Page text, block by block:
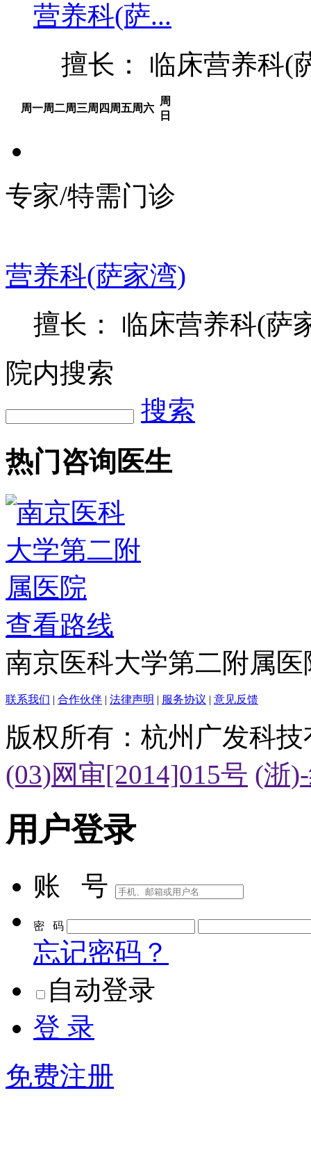
营养科(萨...
擅长： 临床营养科(
周一周二周三周四 周五周六
周
日
专家/特需门诊
营养科(萨家湾)
擅长： 临床营养科(萨
院内搜索
搜索
热门咨询医生
查看路线
南京医科大学第二附属医
联系我们 | 合作伙伴 | 法律声明 | 服务协议 | 意见反馈
版权所有：杭州广发科
(03)网审[2014]015号 (浙
用户登录
账 号
密 码
忘记密码？
自动登录
登 录
免费注册